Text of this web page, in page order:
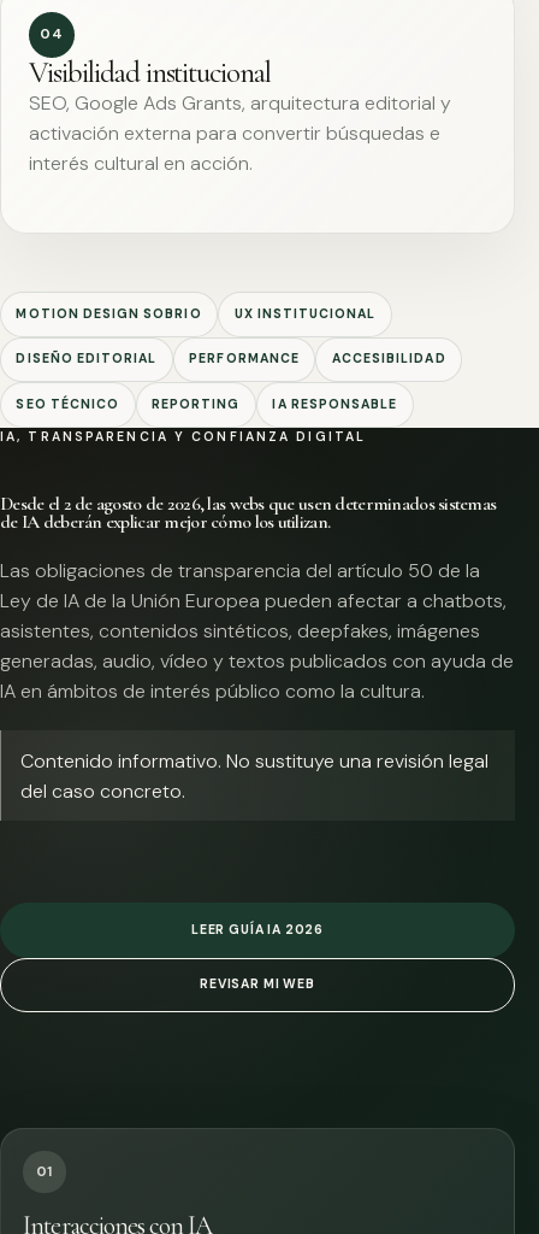
04
Visibilidad institucional
SEO, Google Ads Grants, arquitectura editorial y
activación externa para convertir búsquedas e
interés cultural en acción.
MOTION DESIGN SOBRIO UX INSTITUCIONAL
DISEÑO EDITORIAL PERFORMANCE ACCESIBILIDAD
SEO TÉCNICO REPORTING IA RESPONSABLE
IA, TRANSPARENCIA Y CONFIANZA DIGITAL
Desde el 2 de agosto de 2026, las webs que usen determinados sistemas
de IA deberán explicar mejor cómo los utilizan.
Las obligaciones de transparencia del artículo 50 de la
Ley de IA de la Unión Europea pueden afectar a chatbots,
asistentes, contenidos sintéticos, deepfakes, imágenes
generadas, audio, vídeo y textos publicados con ayuda de
IA en ámbitos de interés público como la cultura.
Contenido informativo. No sustituye una revisión legal
del caso concreto.
LEER GUÍA IA 2026
REVISAR MI WEB
01
Interacciones con IA